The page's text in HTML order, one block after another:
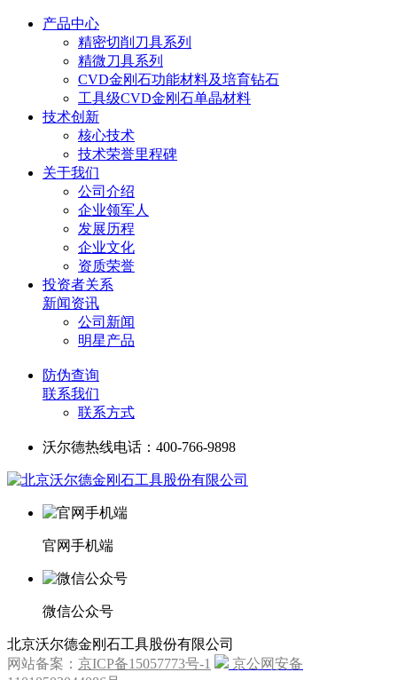
产品中心
精密切削刀具系列
精微刀具系列
CVD金刚石功能材料及培育钻石
工具级CVD金刚石单晶材料
技术创新
核心技术
技术荣誉里程碑
关于我们
公司介绍
企业领军人
发展历程
企业文化
资质荣誉
投资者关系
新闻资讯
公司新闻
明星产品
防伪查询
联系我们
联系方式
沃尔德热线电话：400-766-9898
官网手机端
微信公众号
北京沃尔德金刚石工具股份有限公司
网站备案： 京ICP备15057773号-1
京公网安备